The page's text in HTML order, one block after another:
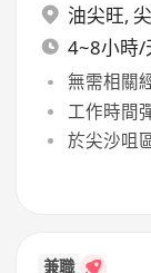
油尖旺,
4~8小時/
無需相關
工作時間
於尖沙咀
兼職